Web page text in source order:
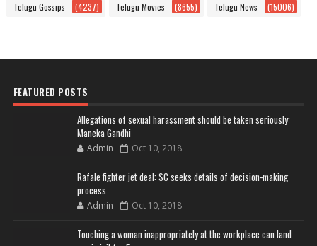
Telugu Gossips (4237) Telugu Movies (8655) Telugu News (15006)
FEATURED POSTS
Allegations of sexual harassment should be taken seriously:
Maneka Gandhi
Admin Oct 10, 2018
Rafale fighter jet deal: SC seeks details of decision-making
process
Admin Oct 10, 2018
Touching a woman inappropriately at the workplace can land